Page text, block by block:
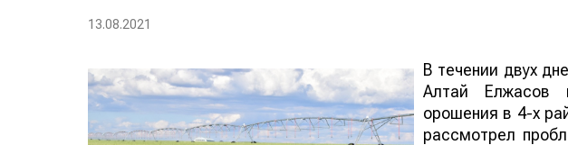
13.08.2021
В течении двух
Алтай Елжасов
орошения в 4-х
рассмотрел
сельхозсырье
лазером